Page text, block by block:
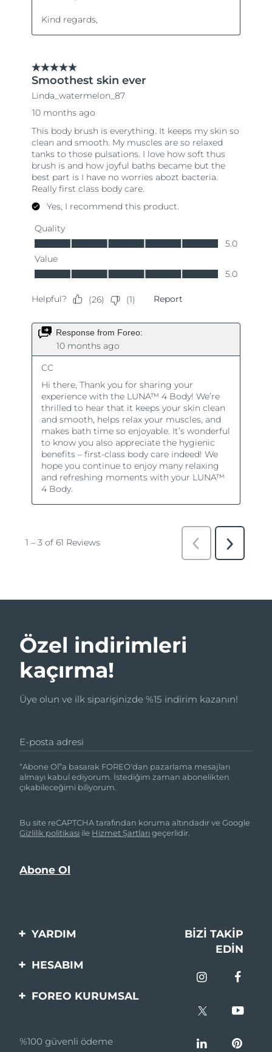
Özel indirimleri
kaçırma!
Üye olun ve ilk siparişinizde %15 indirim kazanın!
E-posta adresi
“Abone Ol”a basarak FOREO'dan pazarlama mesajları
almayı kabul ediyorum. İstediğim zaman abonelikten
çıkabileceğimi biliyorum.
Bu site reCAPTCHA tarafından koruma altındadır ve Google
Gizlilik politikası ile Hizmet Şartlarıgeçerlidir.
YARDIM
Bi̇zi̇mle İleti̇şi̇me Geçi̇n
BIZI TAKIP
EDIN
HESABIM
Ürün Kaydı
FOREO KURUMSAL
Ortaklik Programi
%100 güvenli ödeme